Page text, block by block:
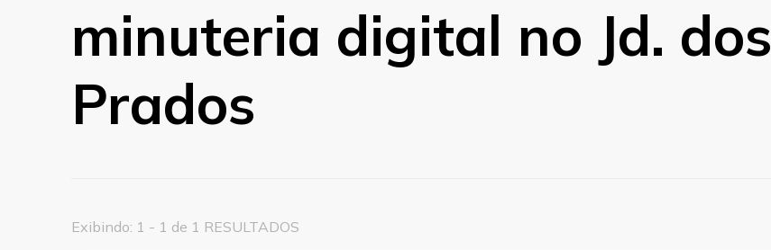
minuteria digital no Jd. dos
Prados
Exibindo: 1 - 1 de 1 RESULTADOS